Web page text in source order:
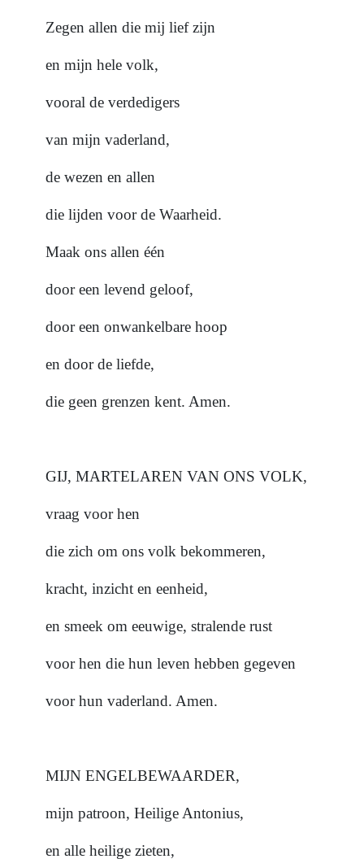
Zegen allen die mij lief zijn
en mijn hele volk,
vooral de verdedigers
van mijn vaderland,
de wezen en allen
die lijden voor de Waarheid.
Maak ons allen één
door een levend geloof,
door een onwankelbare hoop
en door de liefde,
die geen grenzen kent. Amen.
GIJ, MARTELAREN VAN ONS VOLK,
vraag voor hen
die zich om ons volk bekommeren,
kracht, inzicht en eenheid,
en smeek om eeuwige, stralende rust
voor hen die hun leven hebben gegeven
voor hun vaderland. Amen.
MIJN ENGELBEWAARDER,
mijn patroon, Heilige Antonius,
en alle heilige zieten,